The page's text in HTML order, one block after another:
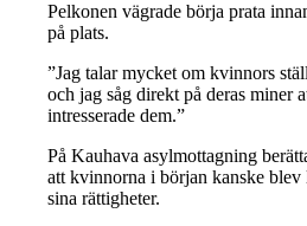
Pelkonen vägrade börja prata
på plats.
”Jag talar mycket om kvinnors
och jag såg direkt på deras miner
intresserade dem.”
På Kauhava asylmottagning
att kvinnorna i början kanske blev
sina rättigheter.